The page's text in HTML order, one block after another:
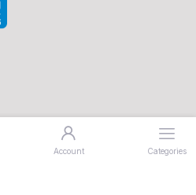
Account Categories